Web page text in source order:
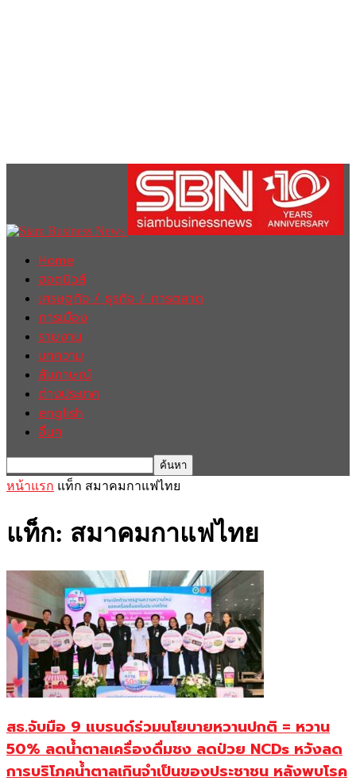
Home
ฮอตนิวส์
เศรษฐกิจ / ธุรกิจ / การตลาด
การเมือง
รายงาน
บทความ
สัมภาษณ์
ต่างประเทศ
english
อื่นๆ
หน้าแรก แท็ก สมาคมกาแฟไทย
แท็ก: สมาคมกาแฟไทย
สธ.จับมือ 9 แบรนด์ร่วมนโยบายหวานปกติ = หวาน
50% ลดน้ำตาลเครื่องดื่มชง ลดป่วย NCDs หวังลด
การบริโภคน้ำตาลเกินจำเป็นของประชาชน หลังพบโรค